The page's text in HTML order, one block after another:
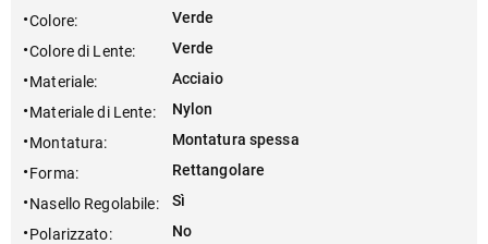
Colore:
Verde
Colore di Lente:
Verde
Materiale:
Acciaio
Materiale di Lente:
Nylon
Montatura:
Montatura spessa
Forma:
Rettangolare
Nasello Regolabile:
Sì
Polarizzato:
No